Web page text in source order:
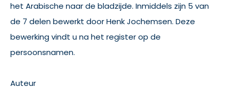
het Arabische naar de bladzijde. Inmiddels zijn 5 van
de 7 delen bewerkt door Henk Jochemsen. Deze
bewerking vindt u na het register op de
persoonsnamen.
Auteur